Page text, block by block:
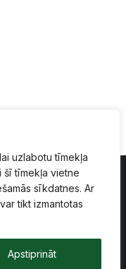
uzlabotu tīmekļa
šī tīmekļa vietne
sīkdatnes. Ar
tikt izmantotas
Apstiprināt
Lapas karte
tiesības aizsargātas.